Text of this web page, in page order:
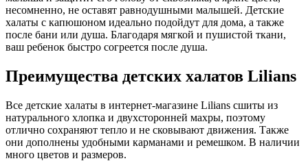
несомненно, не оставят равнодушными малышей. Детские
халаты с капюшоном идеально подойдут для дома, а также
после бани или душа. Благодаря мягкой и пушистой ткани,
ваш ребенок быстро согреется после душа.
Преимущества детских халатов Lilians
Все детские халаты в интернет-магазине Lilians сшиты из
натурального хлопка и двухсторонней махры, поэтому
отлично сохраняют тепло и не сковывают движения. Также
они дополнены удобными карманами и ремешком. В наличии
много цветов и размеров.